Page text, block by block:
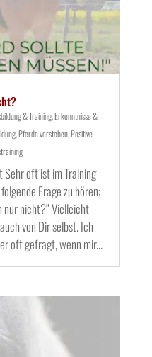
& Training,Erkenntnisse &
,Pferde verstehen,Positive
Sehr oft ist im Training
Frage zu hören:
nur nicht?“ Vielleicht
von Dir selbst. Ich
oft gefragt, wenn mir...